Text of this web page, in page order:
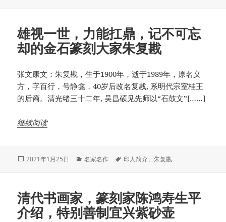
雄视一世，力能扛鼎，记不可忘
却的金石篆刻大家朱复戡
张文康文：朱复戡，生于1900年，逝于1989年，原名义
方，字百行，号静龛，40岁后改名复戡, 系明代宗室桂王
的后裔。清光绪三十二年, 吴昌硕见先师以“石鼓文”[……]
继续阅读
发
2021年1月25日
分
名家名作
标
印人简介、朱复戡
清代书画家，篆刻家陈鸿寿生平
介绍，特别善制宜兴紫砂壶